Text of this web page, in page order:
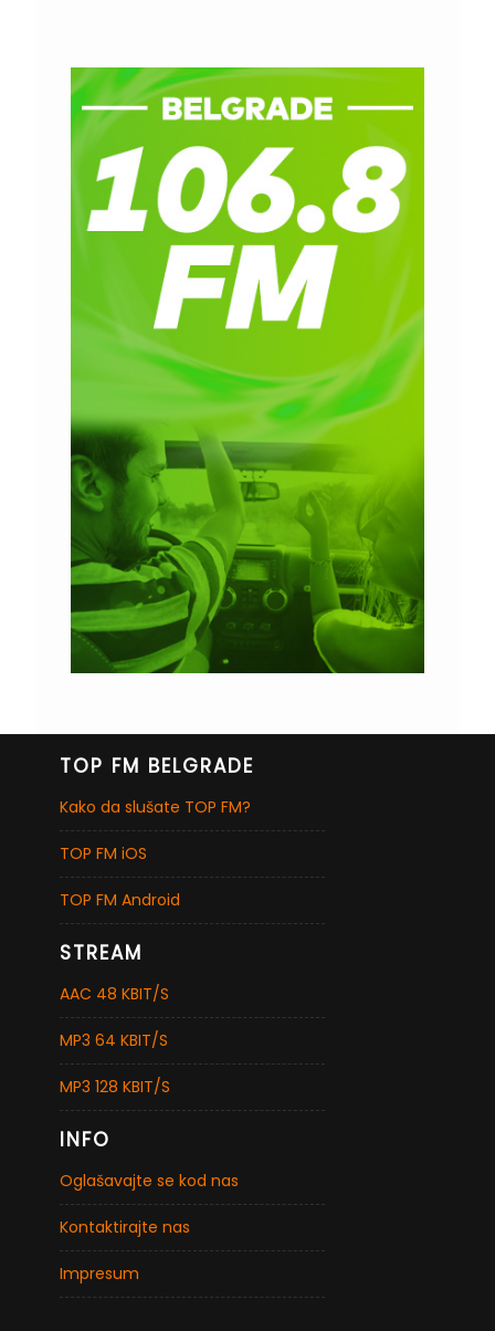
TOP FM BELGRADE
Kako da slušate TOP FM?
TOP FM iOS
TOP FM Android
STREAM
AAC 48 KBIT/S
MP3 64 KBIT/S
MP3 128 KBIT/S
INFO
Oglašavajte se kod nas
Kontaktirajte nas
Impresum